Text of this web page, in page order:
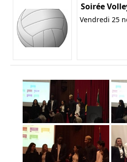
Soirée
Vendredi 25